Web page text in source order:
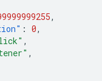
,
: 0,
,
,